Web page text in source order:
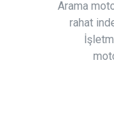
Arama
rahat